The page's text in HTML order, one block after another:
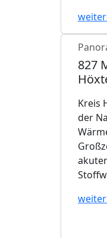
827
Kreis
der